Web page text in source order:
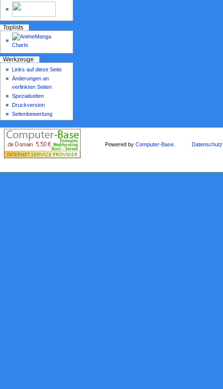
Toplists
Werkzeuge
Links auf diese Seite
Änderungen an
verlinkten Seiten
Spezialseiten
Druckversion
Seitenbewertung
Powered byComputer-Base Datenschutz